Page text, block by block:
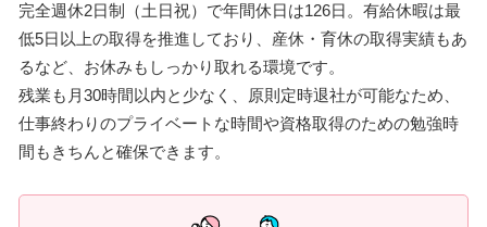
完全週休2日制（土日祝）で年間休日は126日。有給休暇は最
低5日以上の取得を推進しており、産休・育休の取得実績もあ
るなど、お休みもしっかり取れる環境です。
残業も月30時間以内と少なく、原則定時退社が可能なため、
仕事終わりのプライベートな時間や資格取得のための勉強時
間もきちんと確保できます。